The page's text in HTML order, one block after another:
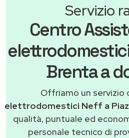
Servizio
Centro
Brenta a
Offriamo un servizio
elettrodomestici Neff a
qualità, puntuale ed
personale tecnico di